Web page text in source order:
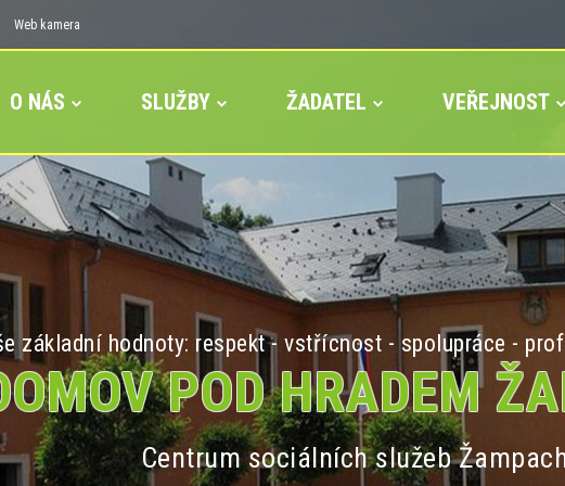
Web kamera
O NÁS SLUŽBY ŽADATEL VEŘEJNOST
základní hodnoty: respekt - vstřícnost - spolupráce -
POD HRADEM
Centrum sociálních služeb